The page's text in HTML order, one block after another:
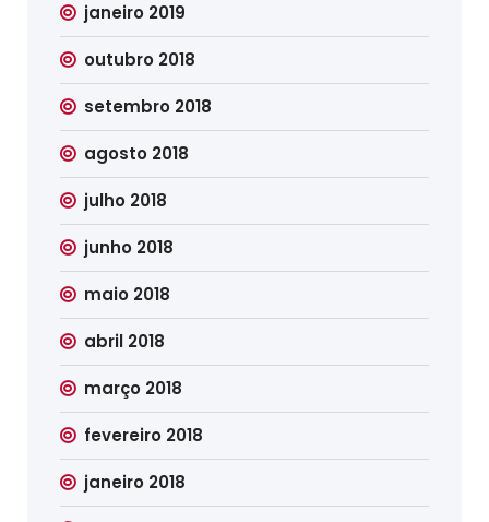
janeiro 2019
outubro 2018
setembro 2018
agosto 2018
julho 2018
junho 2018
maio 2018
abril 2018
março 2018
fevereiro 2018
janeiro 2018